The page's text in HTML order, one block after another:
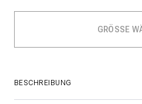
BESCHREIBUNG